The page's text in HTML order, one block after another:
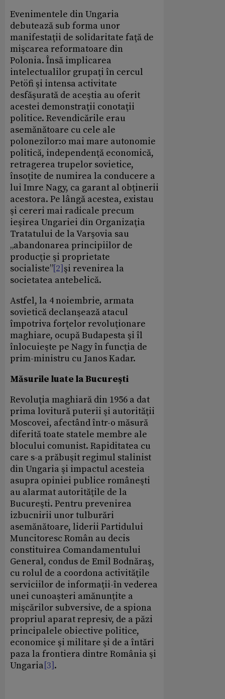
Evenimentele din Ungaria
debutează sub forma unor
manifestaţii de solidaritate faţă de
mişcarea reformatoare din
Polonia. Însă implicarea
intelectualilor grupaţi în cercul
Petöfi şi intensa activitate
desfăşurată de aceştia au oferit
acestei demonstraţii conotaţii
politice. Revendicările erau
asemănătoare cu cele ale
polonezilor:o mai mare autonomie
politică, independenţă economică,
retragerea trupelor sovietice,
însoţite de numirea la conducere a
lui Imre Nagy, ca garant al obţinerii
acestora. Pe lângă acestea, existau
şi cereri mai radicale precum
ieşirea Ungariei din Organizaţia
Tratatului de la Varşovia sau
„abandonarea principiilor de
producţie şi proprietate
socialiste”[2] şi revenirea la
societatea antebelică.
Astfel, la 4 noiembrie, armata
sovietică declanşează atacul
împotriva forţelor revoluţionare
maghiare, ocupă Budapesta şi îl
înlocuieşte pe Nagy în funcţia de
prim-ministru cu Janos Kadar.
Măsurile luate la Bucureşti
Revoluţia maghiară din 1956 a dat
prima lovitură puterii şi autorităţii
Moscovei, afectând într-o măsură
diferită toate statele membre ale
blocului comunist. Rapiditatea cu
care s-a prăbuşit regimul stalinist
din Ungaria şi impactul acesteia
asupra opiniei publice româneşti
au alarmat autorităţile de la
Bucureşti. Pentru prevenirea
izbucnirii unor tulburări
asemănătoare, liderii Partidului
Muncitoresc Român au decis
constituirea Comandamentului
General, condus de Emil Bodnăraş,
cu rolul de a coordona activităţile
serviciilor de informaţii-în vederea
unei cunoaşteri amănunţite a
mişcărilor subversive, de a spiona
propriul aparat represiv, de a păzi
principalele obiective politice,
economice şi militare şi de a întări
paza la frontiera dintre România şi
Ungaria[3].